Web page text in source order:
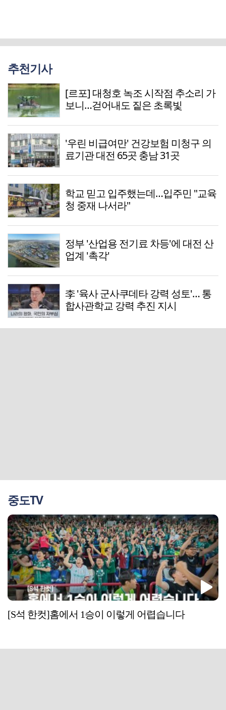
추천기사
[르포] 대청호 녹조 시작점 추소리 가
보니…걷어내도 짙은 초록빛
'우린 비급여만' 건강보험 미청구 의
료기관 대전 65곳 충남 31곳
학교 믿고 입주했는데…입주민 "교육
청 중재 나서라"
정부 '산업용 전기료 차등'에 대전 산
업계 '촉각'
李 '육사 군사쿠데타 강력 성토'… 통
합사관학교 강력 추진 지시
중도TV
[S석 한컷]홈에서 1승이 이렇게 어렵습니다